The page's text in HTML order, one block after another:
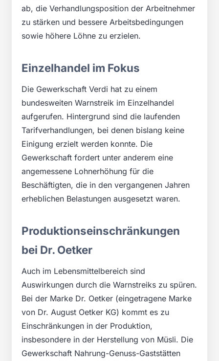
ab, die Verhandlungsposition der Arbeitnehmer
zu stärken und bessere Arbeitsbedingungen
sowie höhere Löhne zu erzielen.
Einzelhandel im Fokus
Die Gewerkschaft Verdi hat zu einem
bundesweiten Warnstreik im Einzelhandel
aufgerufen. Hintergrund sind die laufenden
Tarifverhandlungen, bei denen bislang keine
Einigung erzielt werden konnte. Die
Gewerkschaft fordert unter anderem eine
angemessene Lohnerhöhung für die
Beschäftigten, die in den vergangenen Jahren
erheblichen Belastungen ausgesetzt waren.
Produktionseinschränkungen
bei Dr. Oetker
Auch im Lebensmittelbereich sind
Auswirkungen durch die Warnstreiks zu spüren.
Bei der Marke Dr. Oetker (eingetragene Marke
von Dr. August Oetker KG) kommt es zu
Einschränkungen in der Produktion,
insbesondere in der Herstellung von Müsli. Die
Gewerkschaft Nahrung-Genuss-Gaststätten